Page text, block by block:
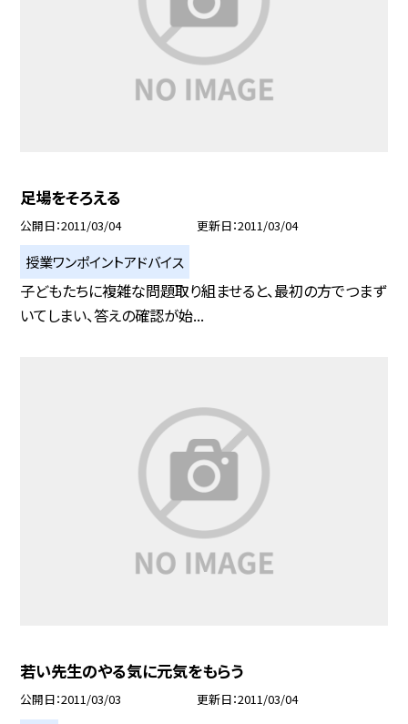
足場をそろえる
公開日 2011/03/04 更新日 2011/03/04
授業ワンポイントアドバイス
子どもたちに複雑な問題取り組ませると、最初の方でつまず
いてしまい、答えの確認が始...
若い先生のやる気に元気をもらう
公開日 2011/03/03 更新日 2011/03/04